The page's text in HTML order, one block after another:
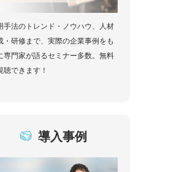
手法のトレンド・ノウハウ、人材
・研修まで、実際の企業事例をも
専門家が語るセミナー多数。無料
聴できます！
導入事例